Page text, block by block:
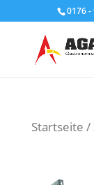
0176 -
Startseite /